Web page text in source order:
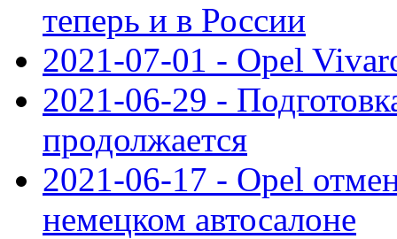
теперь и в России
2021-07-01 - Opel
2021-06-29 -
продолжается
2021-06-17 - Opel
немецком автосалоне